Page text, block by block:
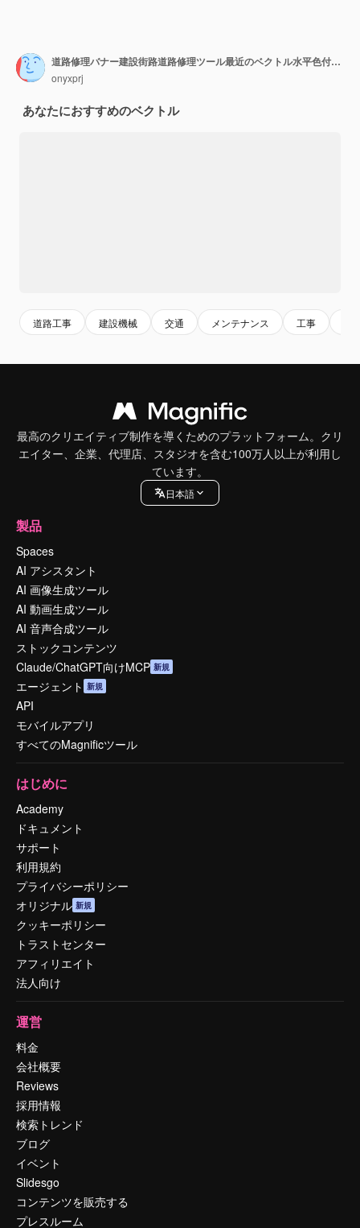
道路修理バナー建設街路道路修理ツール最近のベクトル水平色付きバナー テキスト用の場所を持つテンプレート修理道路街路建設機械のイラスト
onyxprj
あなたにおすすめのベクトル
道路工事 建設機械 交通 メンテナンス 工事
最高のクリエイティブ制作を導くためのプラットフォーム。クリ
エイター、企業、代理店、スタジオを含む100万人以上が利用し
ています。
日本語
製品
Spaces
AI アシスタント
AI 画像生成ツール
AI 動画生成ツール
AI 音声合成ツール
ストックコンテンツ
Claude/ChatGPT向けMCP 新規
エージェント 新規
API
モバイルアプリ
すべてのMagnificツール
はじめに
Academy
ドキュメント
サポート
利用規約
プライバシーポリシー
オリジナル 新規
クッキーポリシー
トラストセンター
アフィリエイト
法人向け
運営
料金
会社概要
Reviews
採用情報
検索トレンド
ブログ
イベント
Slidesgo
コンテンツを販売する
プレスルーム